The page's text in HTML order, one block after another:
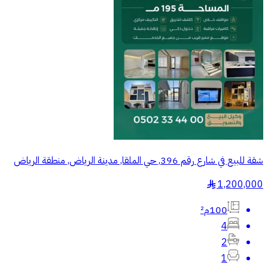
شقة للبيع في شارع رقم 396, حي الملقا, مدينة الرياض, منطقة الرياض
1,200,000
§
100م²
4
2
1